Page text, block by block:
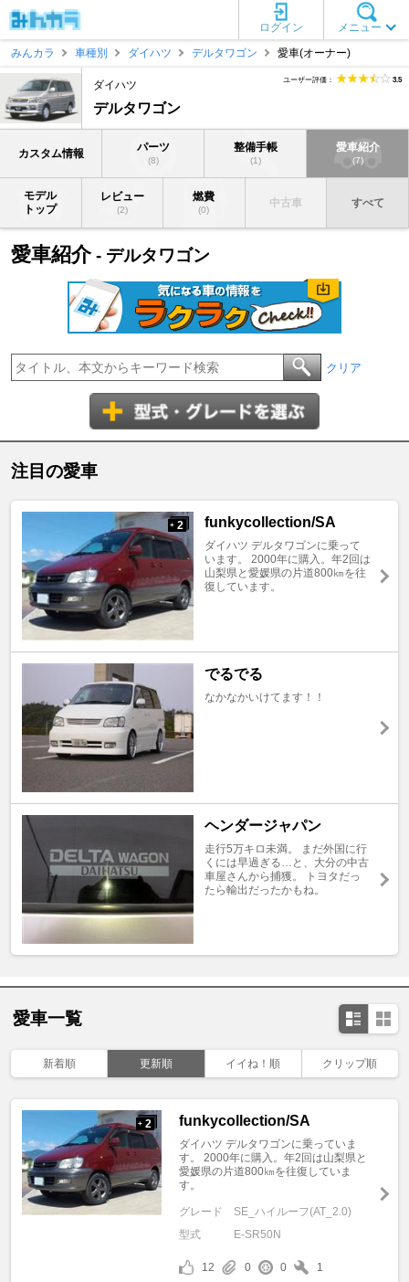
メニュー
ログイン
みんカラ
車種別 ダイハツ デルタワゴン 愛車(オーナー)
ダイハツ
デルタワゴン
ユーザー評価： 3.5
カスタム情報 パーツ
(8)
整備手帳
(1)
愛車紹介
(7)
モデル
トップ
レビュー
(2)
燃費
(0)
中古車 すべて
愛車紹介- デルタワゴン
クリア
注目の愛車
+ 2 funkycollection/SA
ダイハツ デルタワゴンに乗って
います。 2000年に購入。年2回は
山梨県と愛媛県の片道800㎞を往
復しています。
でるでる
なかなかいけてます！！
ヘンダージャパン
走行5万キロ未満。 まだ外国に行
くには早過ぎる…と、大分の中古
車屋さんから捕獲。 トヨタだっ
たら輸出だったかもね。
愛車一覧
新着順 更新順 イイね！順 クリップ順
+ 2 funkycollection/SA
ダイハツ デルタワゴンに乗っていま
す。 2000年に購入。年2回は山梨県と
愛媛県の片道800㎞を往復していま
す。
グレード
SE_ハイルーフ(AT_2.0)
型式
E-SR50N
12 0 0 1